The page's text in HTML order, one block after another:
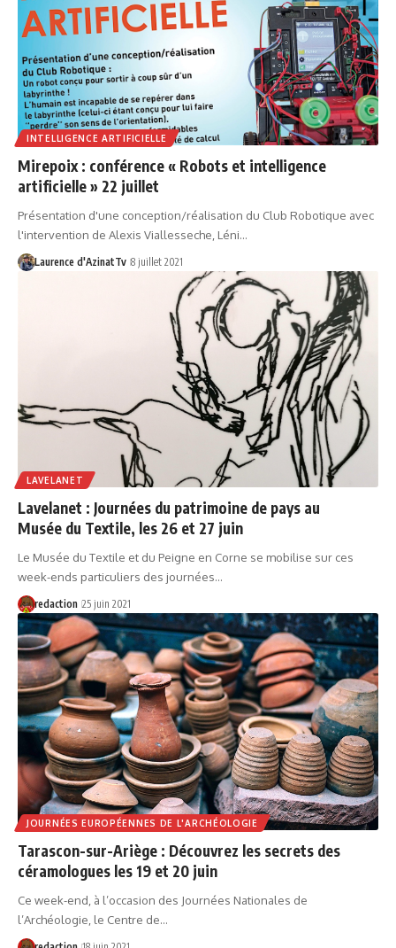
INTELLIGENCE ARTIFICIELLE
Mirepoix : conférence « Robots et intelligence
artificielle » 22 juillet
Présentation d'une conception/réalisation du Club Robotique avec
l'intervention de Alexis Viallesseche, Léni…
Laurence d'AzinatTv 8 juillet 2021
LAVELANET
Lavelanet : Journées du patrimoine de pays au
Musée du Textile, les 26 et 27 juin
Le Musée du Textile et du Peigne en Corne se mobilise sur ces
week-ends particuliers des journées…
redaction 25 juin 2021
JOURNÉES EUROPÉENNES DE L'ARCHÉOLOGIE
Tarascon-sur-Ariège : Découvrez les secrets des
céramologues les 19 et 20 juin
Ce week-end, à l’occasion des Journées Nationales de
l’Archéologie, le Centre de…